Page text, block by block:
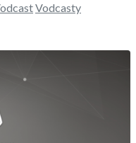
Vodcasty